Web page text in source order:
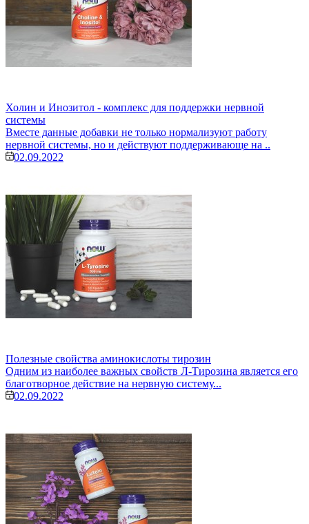
Холин и Инозитол - комплекс для поддержки нервной
системы
Вместе данные добавки не только нормализуют работу
нервной системы, но и действуют поддерживающе на ..
02.09.2022
Полезные свойства аминокислоты тирозин
Одним из наиболее важных свойств Л-Тирозина является его
благотворное действие на нервную систему...
02.09.2022